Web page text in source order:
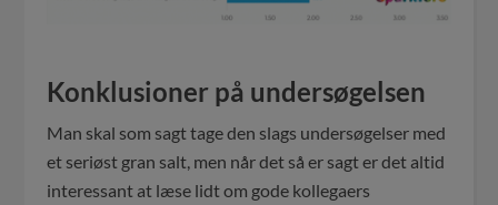
Konklusioner på undersøgelsen
Man skal som sagt tage den slags undersøgelser med
et seriøst gran salt, men når det så er sagt er det altid
interessant at læse lidt om gode kollegaers